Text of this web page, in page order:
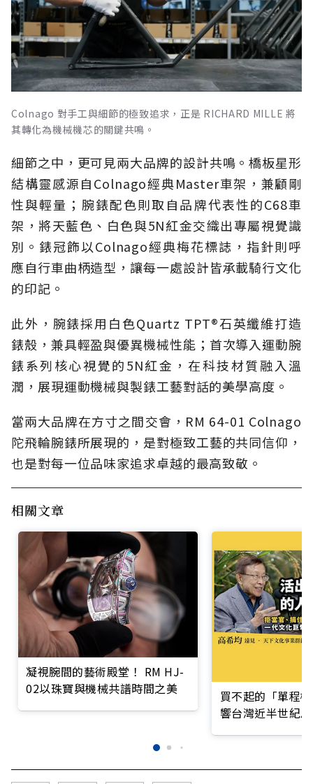
Colnago 對手工與細節的極致追求，正是 RICHARD MILLE 將
其轉化為機械機芯的關鍵共鳴。
細節之中，更可見兩大品牌的設計共鳴。橋板星形
結構靈感源自Colnago經典Master車架，兼顧剛
性與輕量；腕錶配色則取自品牌代表性的C68車
架，將天藍色、白色與5N紅金交織出專屬視覺識
別。錶冠飾以Colnago經典梅花標誌，指針則呼
應自行車曲柄造型，讓每一處設計皆承載騎行文化
的印記。
此外，腕錶採用白色Quartz TPT®石英纖維打造
錶殼，兼具輕盈與優異機械性能；首次導入運動腕
錶系列核心視覺的5N紅金，在科技材質融入溫
潤，展現運動機械與製錶工藝對話的美學高度。
當兩大品牌在方寸之間交會，RM 64-01 Colnago
陀飛輪腕錶所展現的，是對極致工藝的共同信仰，
也是對每一位品味家追求卓越的最高致敬。
相關文章
凝視腕間的藝術殿堂！ RM HJ-
02以珠寶與機械共譜時間之美
買不起的「單程
響台灣近半世紀